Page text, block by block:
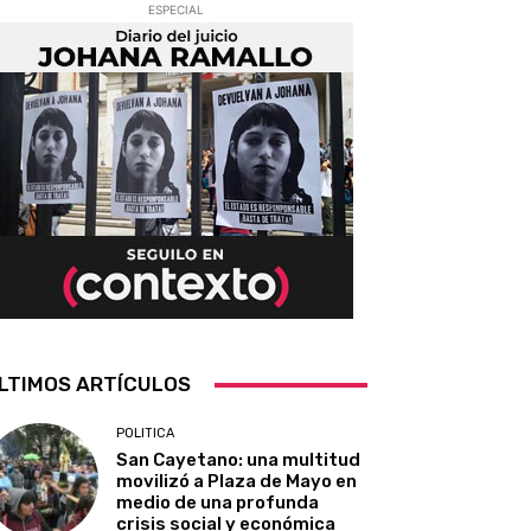
ESPECIAL
ARTÍCULOS
POLITICA
San Cayetano: una multitud
movilizó a Plaza de Mayo en
medio de una profunda
crisis social y económica